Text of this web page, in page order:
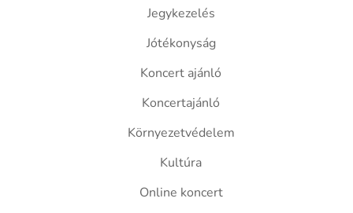
Jegykezelés
Jótékonyság
Koncert ajánló
Koncertajánló
Környezetvédelem
Kultúra
Online koncert